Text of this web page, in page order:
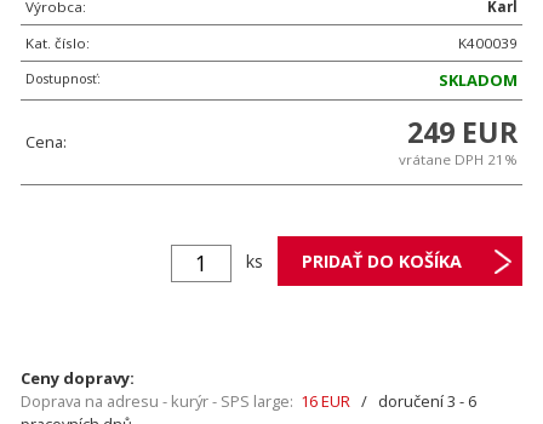
Výrobca:
Karl
Kat. číslo:
K400039
Dostupnosť:
SKLADOM
Cena: 249 EUR
vrátane DPH 21%
ks
Ceny dopravy:
Doprava na adresu - kurýr - SPS large: 16 EUR / doručení 3 - 6